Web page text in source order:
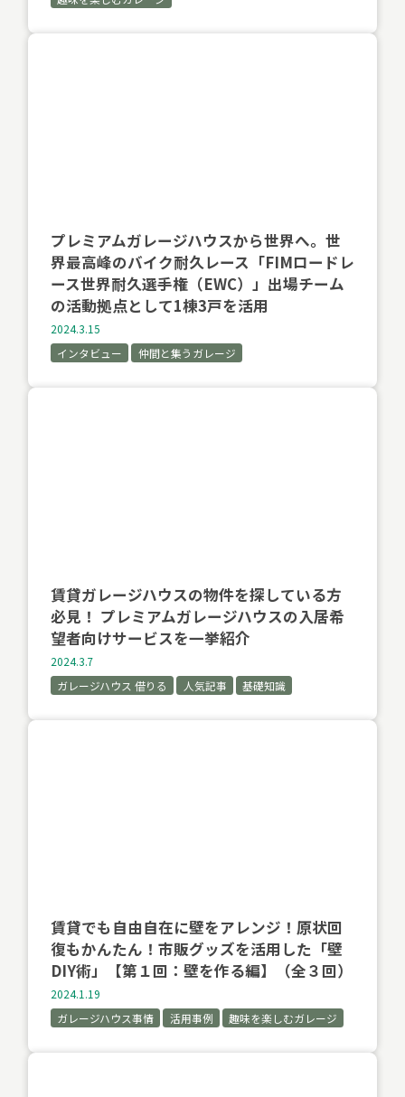
プレミアムガレージハウスから世界へ。世
界最高峰のバイク耐久レース「FIMロードレ
ース世界耐久選手権（EWC）」出場チーム
の活動拠点として1棟3戸を活用
2024.3.15
インタビュー
仲間と集うガレージ
賃貸ガレージハウスの物件を探している方
必見！ プレミアムガレージハウスの入居希
望者向けサービスを一挙紹介
2024.3.7
ガレージハウス 借りる
人気記事 基礎知識
賃貸でも自由自在に壁をアレンジ！原状回
復もかんたん！市販グッズを活用した「壁
DIY術」【第１回：壁を作る編】（全３回）
2024.1.19
ガレージハウス事情
活用事例 趣味を楽しむガレージ